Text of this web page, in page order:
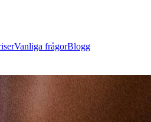
Vanliga frågorBlogg